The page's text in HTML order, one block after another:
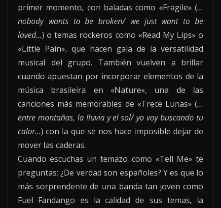
primer momento, con baladas como «Fragile» (…
nobody wants to be broken/ we just want to be
loved…) o temas rockeros como «Read My Lips» o
«Little Pain», que hacen gala de la versatilidad
musical del grupo. También vuelven a brillar
cuando apuestan por incorporar elementos de la
música brasileira en «Nature», una de las
canciones más memorables de «Trece Lunas» (…
entre montañas, la lluvia y el sol/ yo voy buscando tu
calor…) con la que se nos hace imposible dejar de
mover las caderas.
Cuando escuchas un temazo como «Tell Me» te
preguntas: ¿De verdad son españoles? Y es que lo
más sorprendente de una banda tan joven como
Fuel Fandango es la calidad de sus temas, la